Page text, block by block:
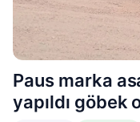
Paus marka
yapıldı göbek